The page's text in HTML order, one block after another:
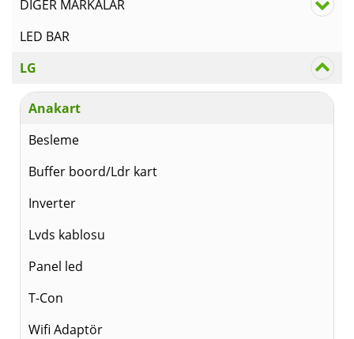
DİĞER MARKALAR
LED BAR
LG
Anakart
Besleme
Buffer boord/Ldr kart
Inverter
Lvds kablosu
Panel led
T-Con
Wifi Adaptör